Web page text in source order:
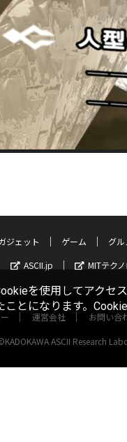
ジェット ゲーム グル
ASCII.jp
MITテク
運営会社 お問い合
ASCII Research
を使用してアクセ
とになります。